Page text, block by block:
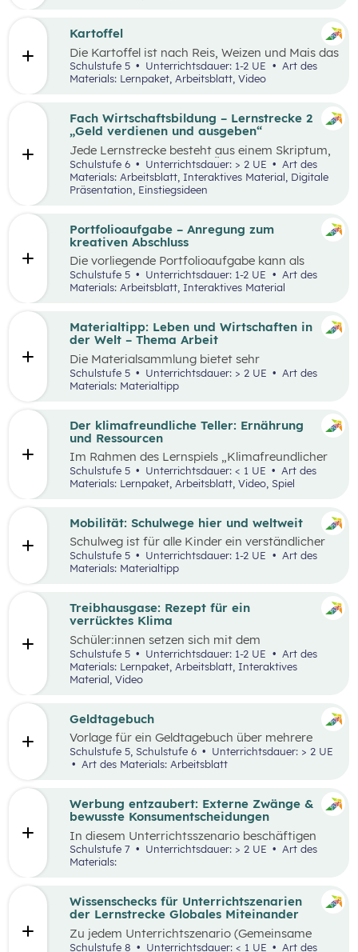
Werbung entzaubert: Externe Zwänge &
bewusste Konsumentscheidungen
In diesem Unterrichtsszenario beschäftigen
sich die Schüler:innen mit den Themen
„Werbung“ und „Konsumentscheidungen“. Zu
Zentrum. Davon ausgehend werden
unterschiedliche externe Zwänge sowie Vor-
Schulstufe 7 Unterrichtsdauer: > 2 UE
Art des
Materials:
Wissenschecks für Unterrichtszenarien
der Lernstrecke Globales Miteinander
Zu jedem Unterrichtszenario (Gemeinsame
Vertiefung) wiez.B.:Globalisierung und ich,
Schulstufe 8 Unterrichtsdauer: < 1 UE
visuellem Input soll den Schüler:innen
hinterfragen, zu dekonstruieren und zu
rekonstruieren.
Treibhausgase: Rezept für ein
verrücktes Klima
Schüler:innen setzen sich mit dem
menschengemachten und natürlichen
Treibhauseffekt sowie daraus resultierenden
Folgen in unterschiedlichen Lebens- und
Wirtschaftsbereichen auseinander. Außerdem
Umwelt-Beziehung
Kopfstand-Brainstorming individuelle und
kollektive Handlungsoptionen zur
Klimawandelanpassung.
Schulstufe 5 Unterrichtsdauer: 1-2 UE
Materials: Lernpaket, Arbeitsblatt, Interaktives
Material, Video
Der klimafreundliche Teller: Ernährung
und Ressourcen
Im Rahmen des Lernspiels „Klimafreundlicher
Teller“ lernen die Schüler:innen
klimafreundlichere und klimaschädlichere
Lebensmittel (gemessen am Wasser- und CO2-
hohen Ressourcenverbrauch kennen.
Schulstufe 5 Unterrichtsdauer: < 1 UE
Materials: Lernpaket, Arbeitsblatt, Video, Spiel
Kartoffel
Die Kartoffel ist nach Reis, Weizen und Mais das
viertwichtigste Grundnahrungsmittel der
Menschheit. Weltweit gibt es rund 5.000
anpassen. Die Unterrichtsmaterialien
behandeln einerseits gesellschaftliche sowie
naturräumliche Bedingungen der
landwirtschaftlichen Produktion. Wesentliche
Charakteristika der räumlichen Umwelt werden
am Fallbeispiel Kartoffel erhoben und
beschrieben.
Schulstufe 5 Unterrichtsdauer: 1-2 UE
Art des
Materials: Lernpaket, Arbeitsblatt, Video
Mobilität: Schulwege hier und weltweit
Schulweg ist für alle Kinder ein verständlicher
Begriff und eine weltweite Gemeinsamkeit.
Doch der Weg ist durch die Lage der Schule und
Schulstufe 5 Unterrichtsdauer: 1-2 UE
Art des
Materials: Materialtipp
Fach Wirtschaftsbildung – Lernstrecke 2
„Geld verdienen und ausgeben“
Jede Lernstrecke besteht aus einem Skriptum,
welches dazu dient einen Überblick über die
jeweilige Lernstrecke zu erhalten. Mit
dem eigenen Unterrichtsgegenstand
Wirtschaftsbildung erwerben Schüler:innen das
Einstellungen und Verhaltensbereitschaften, die
sie in ökonomisch geprägten Lebenssituationen
benötigen. Diese sollen ihnen dabei helfen,
ökonomische Herausforderungen, Aufgaben
und Problemstellungen erkennen, analysieren,
beurteilen und erfolgreich bewältigen zu
Schulstufe 6 Unterrichtsdauer: > 2 UE
Materials: Arbeitsblatt, Interaktives Material, Digitale
Präsentation, Einstiegsideen
Portfolioaufgabe – Anregung zum
kreativen Abschluss
Die vorliegende Portfolioaufgabe kann als
Abschluss des Kompetenzbereichs „Leben und
Wirtschaften im Hinblick auf nachhaltige
Schulstufe 5 Unterrichtsdauer: 1-2 UE
Art des
Materials: Arbeitsblatt, Interaktives Material
Materialtipp: Leben und Wirtschaften in
der Welt – Thema Arbeit
Die Materialsammlung bietet sehr
unterschiedliche Aspekte in Bezug auf das
Thema Arbeit für den Unterricht.
Schulstufe 5 Unterrichtsdauer: > 2 UE
Materials: Materialtipp
Geldtagebuch
Vorlage für ein Geldtagebuch über mehrere
Wochen im Excel Format
Schulstufe 5, Schulstufe 6
Unterrichtsdauer: > 2 UE
Art des Materials: Arbeitsblatt